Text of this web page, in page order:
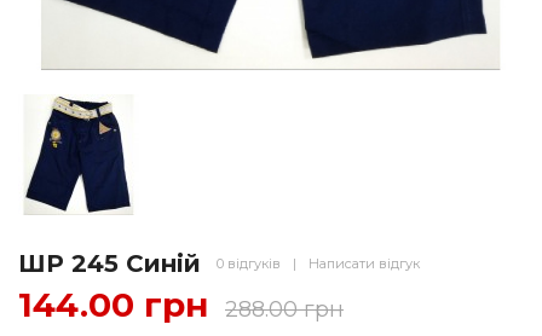
ШР 245 Синій 0 відгуків | Написати відгук
144.00 грн 288.00 грн